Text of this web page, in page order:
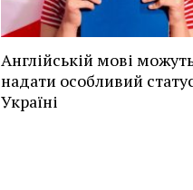
Англійській мові
надати особливий
Україні